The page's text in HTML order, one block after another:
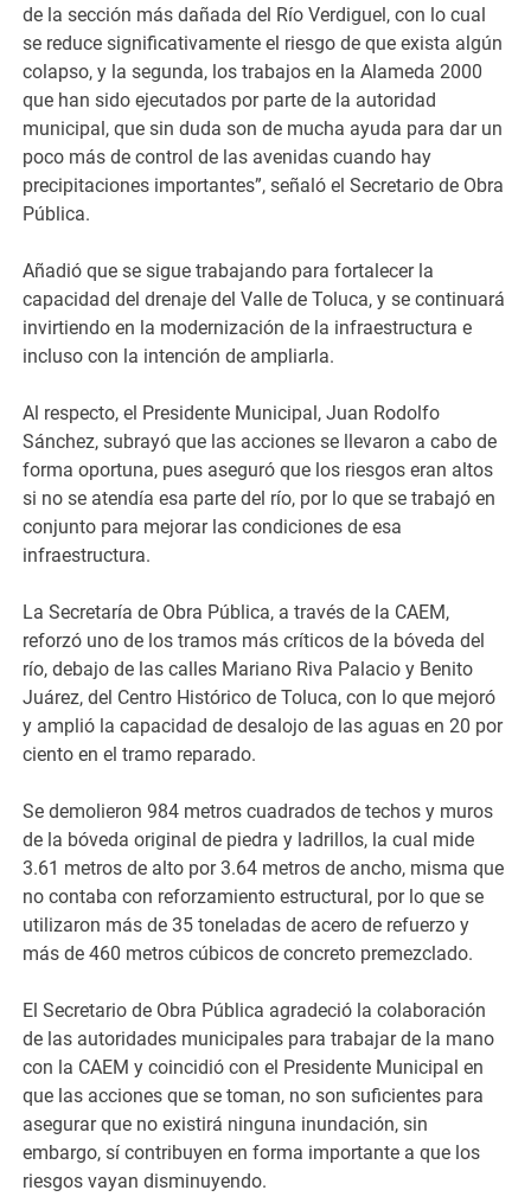
de la sección más dañada del Río Verdiguel, con lo cual
se reduce significativamente el riesgo de que exista algún
colapso, y la segunda, los trabajos en la Alameda 2000
que han sido ejecutados por parte de la autoridad
municipal, que sin duda son de mucha ayuda para dar un
poco más de control de las avenidas cuando hay
precipitaciones importantes”, señaló el Secretario de Obra
Pública.
Añadió que se sigue trabajando para fortalecer la
capacidad del drenaje del Valle de Toluca, y se continuará
invirtiendo en la modernización de la infraestructura e
incluso con la intención de ampliarla.
Al respecto, el Presidente Municipal, Juan Rodolfo
Sánchez, subrayó que las acciones se llevaron a cabo de
forma oportuna, pues aseguró que los riesgos eran altos
si no se atendía esa parte del río, por lo que se trabajó en
conjunto para mejorar las condiciones de esa
infraestructura.
La Secretaría de Obra Pública, a través de la CAEM,
reforzó uno de los tramos más críticos de la bóveda del
río, debajo de las calles Mariano Riva Palacio y Benito
Juárez, del Centro Histórico de Toluca, con lo que mejoró
y amplió la capacidad de desalojo de las aguas en 20 por
ciento en el tramo reparado.
Se demolieron 984 metros cuadrados de techos y muros
de la bóveda original de piedra y ladrillos, la cual mide
3.61 metros de alto por 3.64 metros de ancho, misma que
no contaba con reforzamiento estructural, por lo que se
utilizaron más de 35 toneladas de acero de refuerzo y
más de 460 metros cúbicos de concreto premezclado.
El Secretario de Obra Pública agradeció la colaboración
de las autoridades municipales para trabajar de la mano
con la CAEM y coincidió con el Presidente Municipal en
que las acciones que se toman, no son suficientes para
asegurar que no existirá ninguna inundación, sin
embargo, sí contribuyen en forma importante a que los
riesgos vayan disminuyendo.